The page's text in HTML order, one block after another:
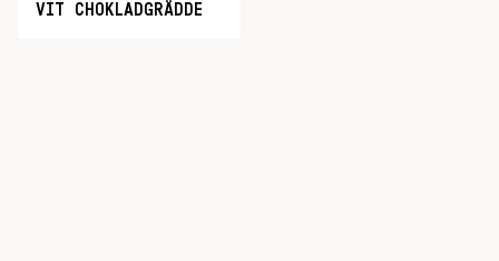
VIT CHOKLADGRÄDDE